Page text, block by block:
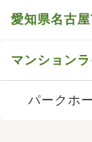
愛知県名古
マンション
パークホ